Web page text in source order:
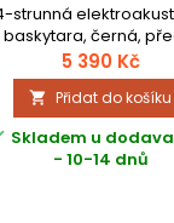
strunná
baskytara, černá,
deska smrk, záda a
mahagon, krk
hmatník palisandr,
864 mm, nultý pražec
mm, elektronika s
pásmovým EQ a
5 390 Kč
 Přidat do košíku
Skladem u
- 10-14 dnů